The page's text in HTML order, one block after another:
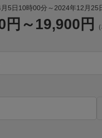
5日10時00分～2024年12月25
円～19,900円